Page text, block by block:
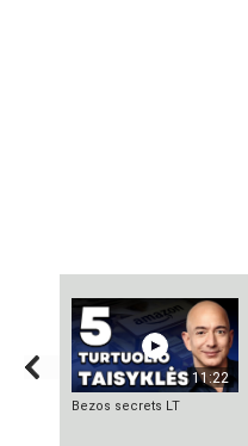
11:22
Bezos secrets LT